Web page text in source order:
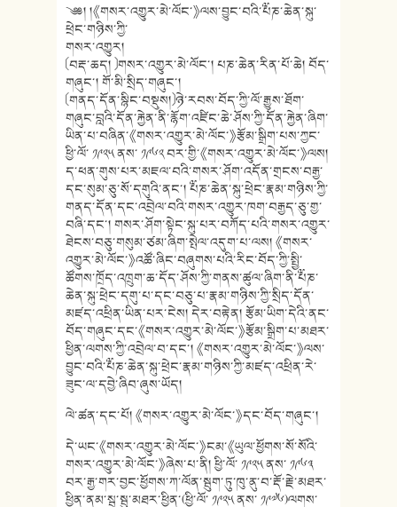
༄༅། །《གསར་འགྱུར་མེ་ལོང་》ལས་བྱུང་བའི་༸པཎ་ཆེན་སྐུ་
ཕྲེང་གཉིས་ཀྱི་
གསར་འགྱུར།
〔བརྡ་ཆད། 〕གསར་འགྱུར་མེ་ལོང་། པཎ་ཆེན་རིན་པོ་ཆེ། བོད་
གཞུང་། གོ་མི་སྲིད་གཞུང་།
〔གནད་དོན་སྙིང་བསྡུས།〕ཉེ་རབས་བོད་ཀྱི་ལོ་རྒྱུས་ཐོག་
གཞུང་བླའི་དོན་རྐྱེན་ནི་རྙོག་འཛིང་ཆེ་ཤོས་ཀྱི་དོན་རྐྱེན་ཞིག་
ཡིན་པ་བཞིན་《གསར་འགྱུར་མེ་ལོང་》རྩོམ་སྒྲིག་པས་ཀྱང་
ཕྱི་ལོ་ ༡༩༢༥ ནས་ ༡༩༦༢ བར་གྱི་《གསར་འགྱུར་མེ་ལོང་》ལས།
ད་ཕན་གུས་པར་མཇལ་བའི་གསར་ཤོག་འདོན་གྲངས་བརྒྱ་
དང་སུམ་ཅུ་སོ་དགུའི་ནང་། ༸པཎ་ཆེན་སྐུ་ཕྲེང་རྣམ་གཉིས་ཀྱི་
གནད་དོན་དང་འབྲེལ་བའི་གསར་འགྱུར་ཁག་བརྒྱད་ཅུ་གྱ་
བཞི་དང་། གསར་ཤོག་སྟེང་སྐུ་པར་བཀོད་པའི་གསར་འགྱུར་
ཐེངས་བཅུ་གསུམ་ཙམ་ཞིག་སྤེལ་འདུག་པ་ལས། 《གསར་
འགྱུར་མེ་ལོང་》འཚོ་ཞིང་བཞུགས་པའི་རིང་བོད་ཀྱི་སྤྱི་
ཚོགས་ཁྲོད་འཁྲུག་ཆ་དོད་ཤོས་ཀྱི་གནས་ཚུལ་ཞིག་ནི་༸པཎ་
ཆེན་སྐུ་ཕྲེང་དགུ་པ་དང་བཅུ་པ་རྣམ་གཉིས་ཀྱི་སྲིད་དོན་
མཛད་འཕྲིན་ཡིན་པར་ངེས། དེར་བརྟེན། རྩོམ་ཡིག་དེའི་ནང་
བོད་གཞུང་དང་《གསར་འགྱུར་མེ་ལོང་》རྩོམ་སྒྲིག་པ་མཐར་
ཕྱིན་ལགས་ཀྱི་འབྲེལ་བ་དང་། 《གསར་འགྱུར་མེ་ལོང་》ལས་
བྱུང་བའི་༸པཎ་ཆེན་སྐུ་ཕྲེང་རྣམ་གཉིས་ཀྱི་མཛད་འཕྲིན་རེ་
ཟུང་ལ་དབྱེ་ཞིབ་ཞུས་ཡོད།
ལེ་ཚན་དང་པོ། 《གསར་འགྱུར་མེ་ལོང་》དང་བོད་གཞུང་།
དེ་ཡང་《གསར་འགྱུར་མེ་ལོང་》ངམ་《ཡུལ་ཕྱོགས་སོ་སོའི་
གསར་འགྱུར་མེ་ལོང་》ཞེས་པ་ནི། ཕྱི་ལོ་ ༡༩༢༥ ནས་ ༡༩༦༣
བར་རྒྱ་གར་བྱང་ཕྱོགས་ཀ་ལོན་སྦུག་ཏུ་ཁུ་ནུ་བ་རྡོ་རྗེ་མཐར་
ཕྱིན་ནམ་སྦ་སྦུ་མཐར་ཕྱིན་(ཕྱི་ལོ་ ༡༩༢༥ ནས་ ༡༩༧༦)ལགས་